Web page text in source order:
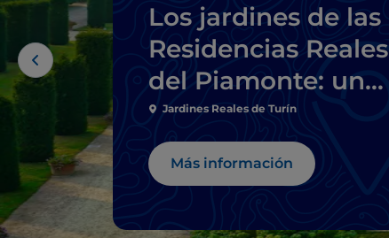
Los jardines de las
Residencias Reales
del Piamonte: un
itinerario de pura
belleza
Jardines Reales de Turín
Más información